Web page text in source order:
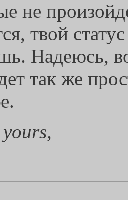
не
твой
Надеюсь,
так же